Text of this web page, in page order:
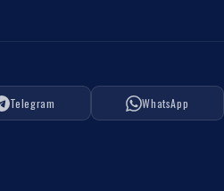
Telegram WhatsApp